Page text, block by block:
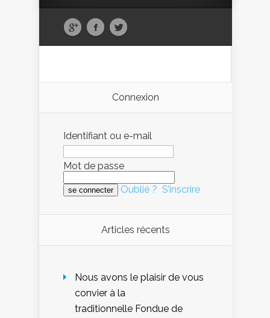
Connexion
Identifiant ou e-mail
Mot de passe
Oublié ? S’inscrire
Articles récents
Nous avons le plaisir de vous
convier à la
traditionnelle Fondue de